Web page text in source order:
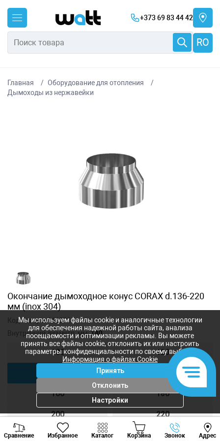
+373 69 83 44 42
RO
Главная
Оборудование для отопления
Дымоходы из нержавейки
Окончание дымоходное конус CORAX d.136-220
мм (inox 304)
Код товара:444336
Внутренний диаметр, мм:140
100 120
160 180
200 220
250 300
Сравнение Избранное Каталог Корзина Звонок Адрес
Viber Whatsapp
Мы используем файлы cookie и аналогичные технологии
для обеспечения надежной работы сайта, анализа
посещаемости и оптимизации рекламы. Вы можете
принять все файлы cookie, отклонить их или настроить
параметры конфиденциальности по своему выбору.
Информация о файлах Cookie
Принять
Отклонить
Настройки